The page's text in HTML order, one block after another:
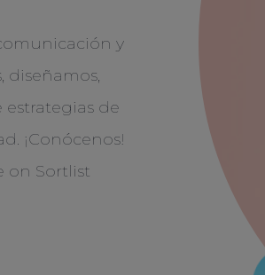
y
diseñamos,
de
¡Conócenos!